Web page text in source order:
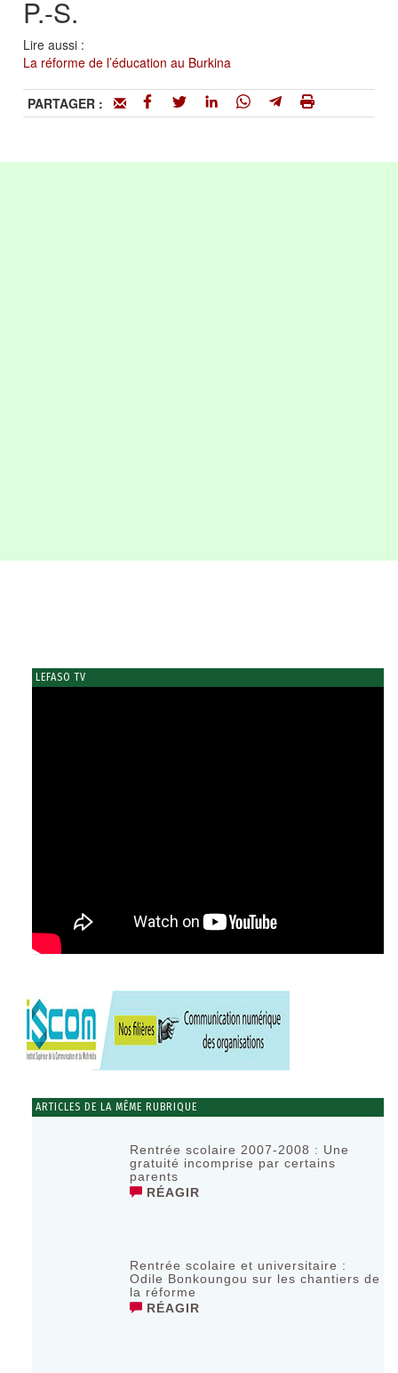
P.-S.
Lire aussi :
La réforme de l’éducation au Burkina
PARTAGER :
LEFASO TV
ARTICLES DE LA MÊME RUBRIQUE
Rentrée scolaire 2007-2008 : Une
gratuité incomprise par certains
parents
RÉAGIR
Rentrée scolaire et universitaire :
Odile Bonkoungou sur les chantiers de
la réforme
RÉAGIR